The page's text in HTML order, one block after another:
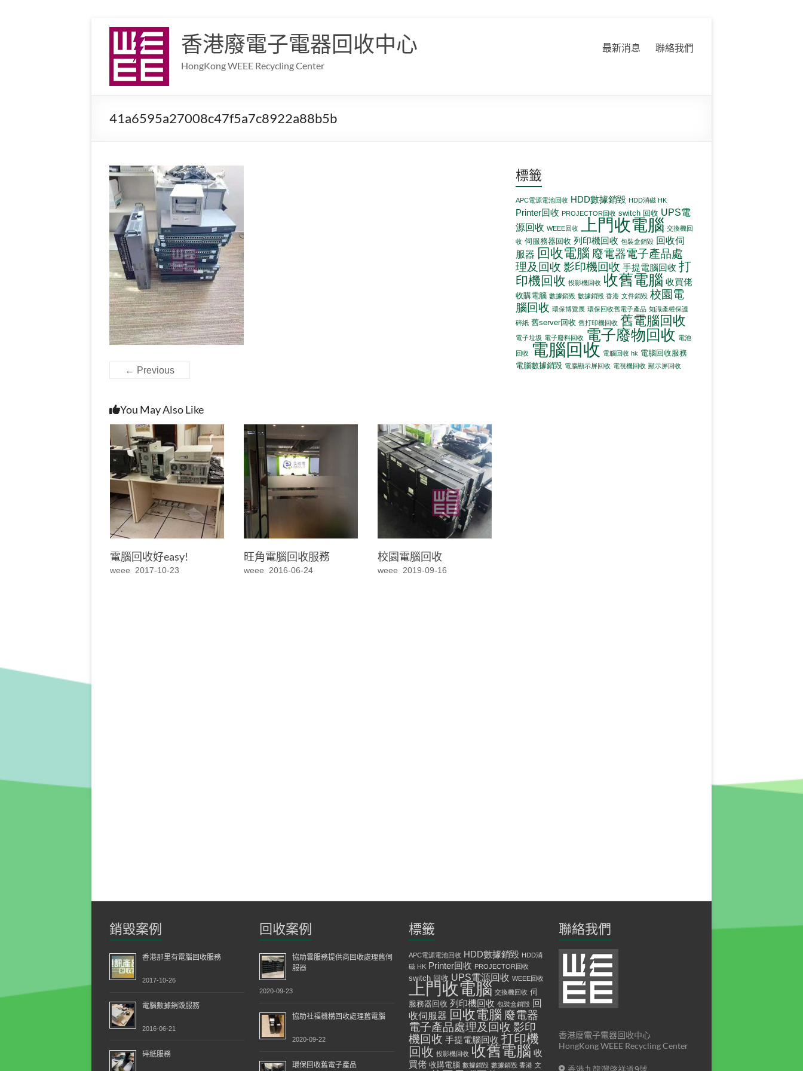
香港廢電子電器回收中心
HongKong WEEE Recycling Center
最新消息 聯絡我們
41a6595a27008c47f5a7c8922a88b5b
← Previous
You May Also Like
電腦回收好easy!
weee 2017-10-23
旺角電腦回收服務
weee 2016-06-24
校園電腦回收
weee 2019-09-16
標籤
APC電源電池回收 HDD數據銷毀 HDD消磁 HK
Printer回收 PROJECTOR回收 switch 回收 UPS電
源回收 WEEE回收 上門收電腦 交換機回
收 伺服務器回收 列印機回收 包裝盒銷毀 回收伺
服器 回收電腦 廢電器電子產品處
理及回收 影印機回收 手提電腦回收 打
印機回收 投影機回收 收舊電腦 收買佬
收購電腦 數據銷毀 數據銷毀 香港 文件銷毀 校園電
腦回收 環保博覽展 環保回收舊電子產品 知識產權保護
碎紙 舊server回收 舊打印機回收 舊電腦回收
電子垃圾 電子廢料回收 電子廢物回收 電池
回收 電腦回收 電腦回收 hk 電腦回收服務
電腦數據銷毀 電腦顯示屏回收 電視機回收 顯示屏回收
銷毀案例
香港那里有電腦回收服務
2017-10-26
電腦數據銷毀服務
2016-06-21
碎紙服務
回收案例
協助雲服務提供商回收處理舊伺
服器
2020-09-23
協助社福機構回收處理舊電腦
2020-09-22
環保回收舊電子產品
標籤
APC電源電池回收 HDD數據銷毀 HDD消
磁 HK Printer回收 PROJECTOR回收
switch 回收 UPS電源回收 WEEE回收
上門收電腦 交換機回收 伺
服務器回收 列印機回收 包裝盒銷毀 回
收伺服器 回收電腦 廢電器
電子產品處理及回收 影印
機回收 手提電腦回收 打印機
回收 投影機回收 收舊電腦 收
買佬 收購電腦 數據銷毀 數據銷毀 香港 文
聯絡我們
香港廢電子電器回收中心
HongKong WEEE Recycling Center